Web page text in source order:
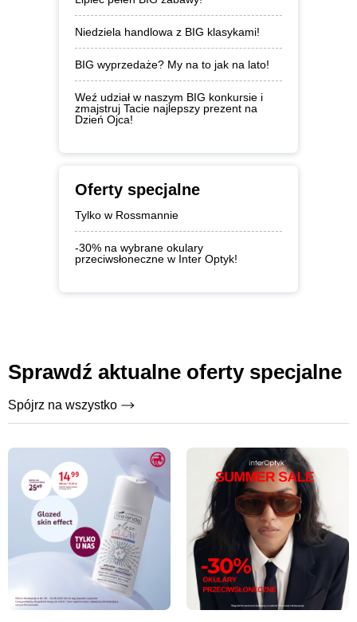
Niedziela handlowa z BIG klasykami!
BIG wyprzedaże? My na to jak na lato!
Weź udział w naszym BIG konkursie i
zmajstruj Tacie najlepszy prezent na
Dzień Ojca!
Oferty specjalne
Tylko w Rossmannie
-30% na wybrane okulary
przeciwsłoneczne w Inter Optyk!
Sprawdź aktualne oferty specjalne
Spójrz na wszystko